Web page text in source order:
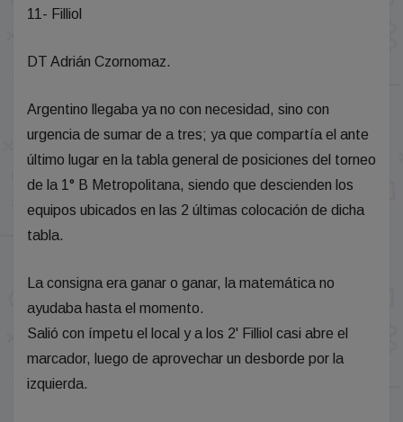
11- Filliol
DT Adrián Czornomaz.
Argentino llegaba ya no con necesidad, sino con
urgencia de sumar de a tres; ya que compartía el ante
último lugar en la tabla general de posiciones del torneo
de la 1° B Metropolitana, siendo que descienden los
equipos ubicados en las 2 últimas colocación de dicha
tabla.
La consigna era ganar o ganar, la matemática no
ayudaba hasta el momento.
Salió con ímpetu el local y a los 2' Filliol casi abre el
marcador, luego de aprovechar un desborde por la
izquierda.